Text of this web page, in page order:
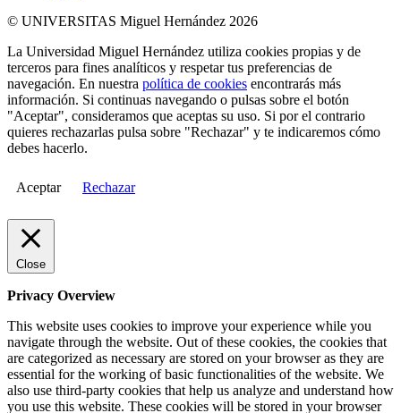
© UNIVERSITAS Miguel Hernández 2026
La Universidad Miguel Hernández utiliza cookies propias y de
terceros para fines analíticos y respetar tus preferencias de
navegación. En nuestra política de cookies encontrarás más
información. Si continuas navegando o pulsas sobre el botón
"Aceptar", consideramos que aceptas su uso. Si por el contrario
quieres rechazarlas pulsa sobre "Rechazar" y te indicaremos cómo
debes hacerlo.
Aceptar Rechazar
Close
Privacy Overview
This website uses cookies to improve your experience while you
navigate through the website. Out of these cookies, the cookies that
are categorized as necessary are stored on your browser as they are
essential for the working of basic functionalities of the website. We
also use third-party cookies that help us analyze and understand how
you use this website. These cookies will be stored in your browser